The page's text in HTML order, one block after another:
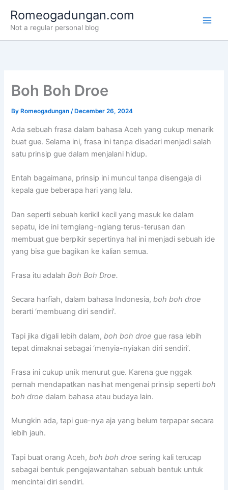
content
Romeogadungan.com
Not a regular personal blog
Boh Boh Droe
By Romeogadungan/ December 26, 2024
Ada sebuah frasa dalam bahasa Aceh yang cukup menarik
buat gue. Selama ini, frasa ini tanpa disadari menjadi salah
satu prinsip gue dalam menjalani hidup.
Entah bagaimana, prinsip ini muncul tanpa disengaja di
kepala gue beberapa hari yang lalu.
Dan seperti sebuah kerikil kecil yang masuk ke dalam
sepatu, ide ini terngiang-ngiang terus-terusan dan
membuat gue berpikir sepertinya hal ini menjadi sebuah ide
yang bisa gue bagikan ke kalian semua.
Frasa itu adalah Boh Boh Droe.
Secara harfiah, dalam bahasa Indonesia,boh boh droe
berarti ‘membuang diri sendiri’.
Tapi jika digali lebih dalam, boh boh droe gue rasa lebih
tepat dimaknai sebagai ‘menyia-nyiakan diri sendiri’.
Frasa ini cukup unik menurut gue. Karena gue nggak
pernah mendapatkan nasihat mengenai prinsip sepertiboh
boh droe dalam bahasa atau budaya lain.
Mungkin ada, tapi gue-nya aja yang belum terpapar secara
lebih jauh.
Tapi buat orang Aceh, boh boh droe sering kali terucap
sebagai bentuk pengejawantahan sebuah bentuk untuk
mencintai diri sendiri.